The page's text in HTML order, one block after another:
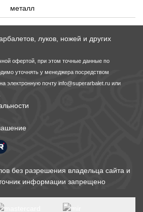
металл
луков, ножей и других
офертой, при этом точные данные по
уточнять у менеджера посредством
электронную почту info@superarbalet.ru или
без разрешения владельца сайта и
информации запрещено